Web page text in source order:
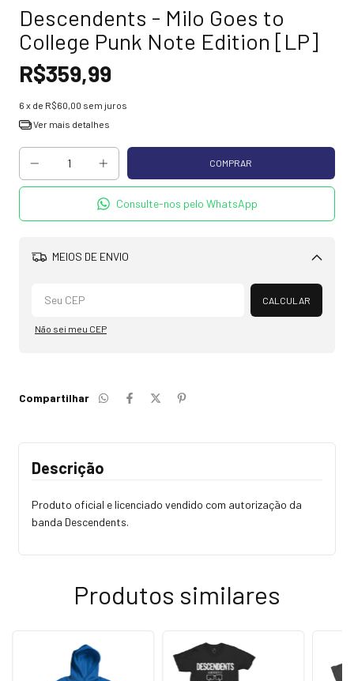
Descendents - Milo Goes to
College Punk Note Edition [LP]
R$359,99
6 x de R$60,00 sem juros
Ver mais detalhes
Consulte-nos pelo WhatsApp
MEIOS DE ENVIO
Alterar CEP
CALCULAR
Não sei meu CEP
Compartilhar
Descrição
Produto oficial e licenciado vendido com autorização da
banda Descendents.
Produtos similares